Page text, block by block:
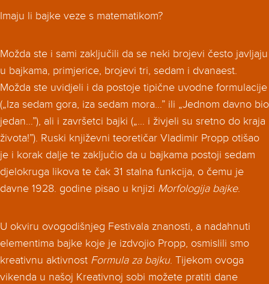
Imaju li bajke veze s matematikom?
Možda ste i sami zaključili da se neki brojevi često javljaju
u bajkama, primjerice, brojevi tri, sedam i dvanaest.
Možda ste uvidjeli i da postoje tipične uvodne formulacije
(„Iza sedam gora, iza sedam mora…” ili „Jednom davno bio
jedan…”), ali i završetci bajki („… i živjeli su sretno do kraja
života!”). Ruski književni teoretičar Vladimir Propp otišao
je i korak dalje te zaključio da u bajkama postoji sedam
djelokruga likova te čak 31 stalna funkcija, o čemu je
davne 1928. godine pisao u knjizi Morfologija bajke.
U okviru ovogodišnjeg Festivala znanosti, a nadahnuti
elementima bajke koje je izdvojio Propp, osmislili smo
kreativnu aktivnost Formula za bajku. Tijekom ovoga
vikenda u našoj Kreativnoj sobi možete pratiti dane